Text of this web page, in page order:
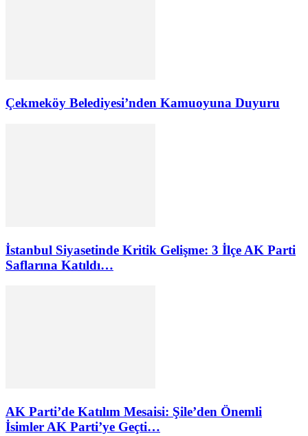
Çekmeköy Belediyesi’nden Kamuoyuna Duyuru
İstanbul Siyasetinde Kritik Gelişme: 3 İlçe AK Parti
Saflarına Katıldı…
AK Parti’de Katılım Mesaisi: Şile’den Önemli
İsimler AK Parti’ye Geçti…